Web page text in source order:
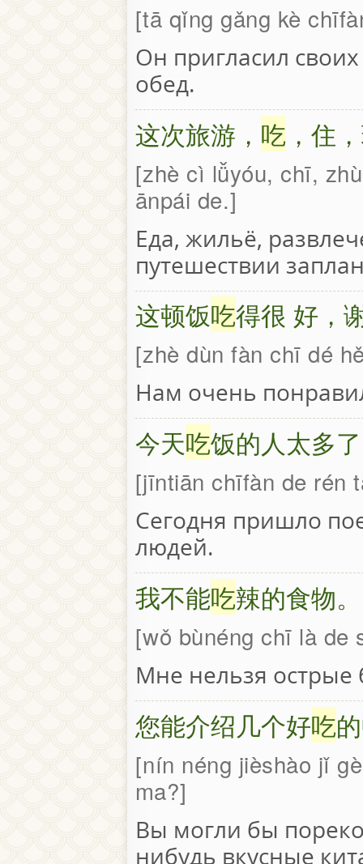
tā qǐng gǎng kè
Он пригласил
обед.
这次旅游， 吃 ，住
zhè cì lǚyóu, chī,
ānpái de.
Еда, жильё,
путешествии
这顿饭吃得很 好，
zhè dùn fàn chī dé
Нам очень
今天吃饭的人太多
jīntiān chīfàn de rén
Сегодня пришло
людей.
我不能吃辣的食物。
wǒ bùnéng chī là de
Мне нельзя острые
您能介绍几个好吃
nín néng jièshào jǐ
ma?
Вы могли бы
нибудь вкусные